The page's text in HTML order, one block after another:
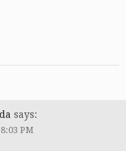
says:
PM